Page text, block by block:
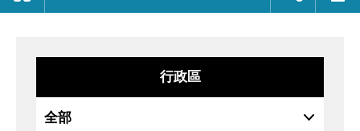
法
鈕
行政區